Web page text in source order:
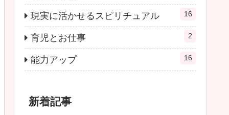
現実に活かせるスピリチュアル 16
育児とお仕事 2
能力アップ 16
新着記事